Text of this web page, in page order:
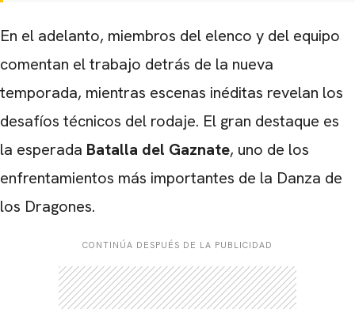
En el adelanto, miembros del elenco y del equipo
comentan el trabajo detrás de la nueva
temporada, mientras escenas inéditas revelan los
desafíos técnicos del rodaje. El gran destaque es
la esperada Batalla del Gaznate, uno de los
enfrentamientos más importantes de la Danza de
los Dragones.
CONTINÚA DESPUÉS DE LA PUBLICIDAD